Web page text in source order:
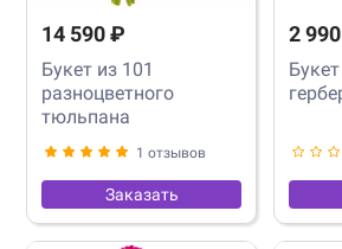
14 590 ₽
Букет из 101
разноцветного
тюльпана
1 отзывов
Заказать
2